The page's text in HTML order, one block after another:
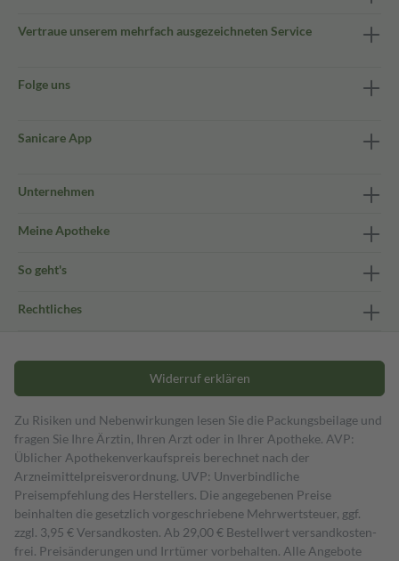
Vertraue unserem mehrfach ausgezeichneten Service
Folge uns
Sanicare App
Unternehmen
Meine Apotheke
So geht's
Rechtliches
Widerruf erklären
Zu Risiken und Nebenwirkungen lesen Sie die Packungsbeilage und
fragen Sie Ihre Ärztin, Ihren Arzt oder in Ihrer Apotheke. AVP:
Üblicher Apothekenverkaufspreis berechnet nach der
Arzneimittelpreisverordnung. UVP: Unverbindliche
Preisempfehlung des Herstellers. Die angegebenen Preise
beinhalten die gesetzlich vorgeschriebene Mehrwertsteuer, ggf.
zzgl. 3,95 € Versandkosten. Ab 29,00 € Bestell­wert versand­kosten­
frei. Preisänderungen und Irrtümer vorbehalten. Alle Angebote